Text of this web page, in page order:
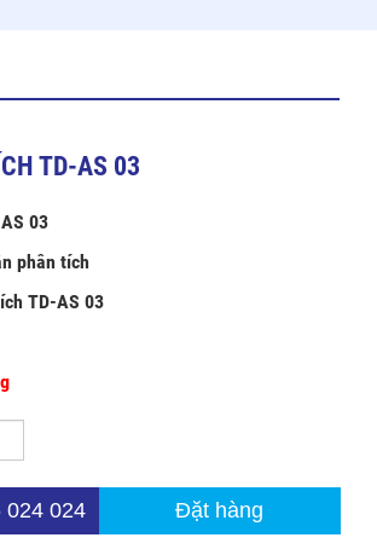
TD-AS 03
03
phân tích
TD-AS 03
024 024 Đặt hàng